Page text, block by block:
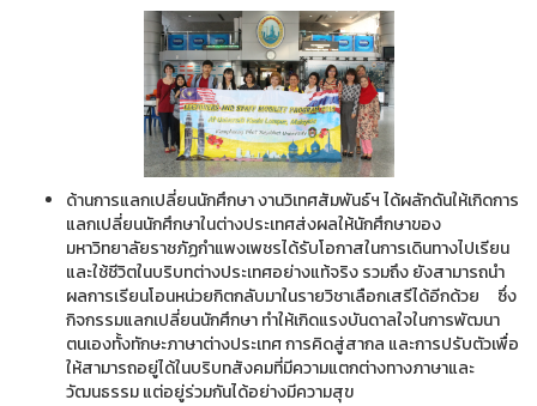
ด้านการแลกเปลี่ยนนักศึกษา งานวิเทศสัมพันธ์ฯ ได้ผลักดันให้เกิดการ
แลกเปลี่ยนนักศึกษาในต่างประเทศส่งผลให้นักศึกษาของ
มหาวิทยาลัยราชภัฏกำแพงเพชรได้รับโอกาสในการเดินทางไปเรียน
และใช้ชีวิตในบริบทต่างประเทศอย่างแท้จริง รวมถึง ยังสามารถนำ
ผลการเรียนโอนหน่วยกิตกลับมาในรายวิชาเลือกเสรีได้อีกด้วย ซึ่ง
กิจกรรมแลกเปลี่ยนนักศึกษา ทำให้เกิดแรงบันดาลใจในการพัฒนา
ตนเองทั้งทักษะภาษาต่างประเทศ การคิดสู่สากล และการปรับตัวเพื่อ
ให้สามารถอยู่ได้ในบริบทสังคมที่มีความแตกต่างทางภาษาและ
วัฒนธรรม แต่อยู่ร่วมกันได้อย่างมีความสุข